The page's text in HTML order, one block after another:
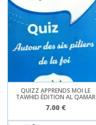
QUIZZ APPRENDS MOI LE
TAWHID ÉDITION AL QAMAR
7.00 €